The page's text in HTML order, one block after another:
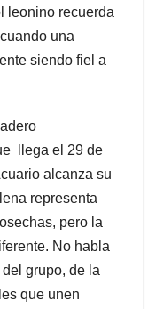
leonino recuerda
una
siendo fiel a
llega el 29 de
alcanza su
representa
pero la
No habla
grupo, de la
que unen